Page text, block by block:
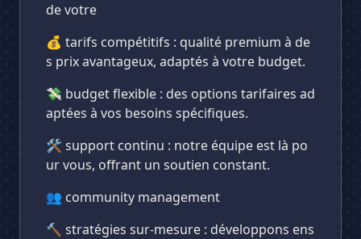
de votre
💰 tarifs compétitifs : qualité premium à de
s prix avantageux, adaptés à votre budget.
💸 budget flexible : des options tarifaires ad
aptées à vos besoins spécifiques.
🛠️ support continu : notre équipe est là po
ur vous, offrant un soutien constant.
👥 community management
🔨 stratégies sur-mesure : développons ens